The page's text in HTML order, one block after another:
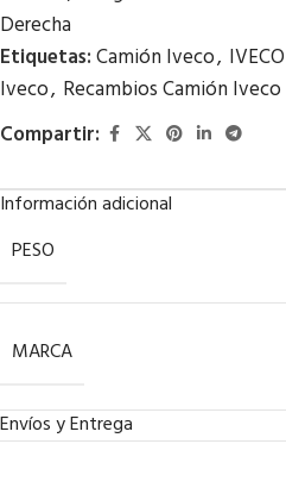
Derecha
Etiquetas:Camión Iveco, IVECO
Iveco, Recambios Camión Iveco
Compartir:
Información adicional
PESO
MARCA
Envíos y Entrega